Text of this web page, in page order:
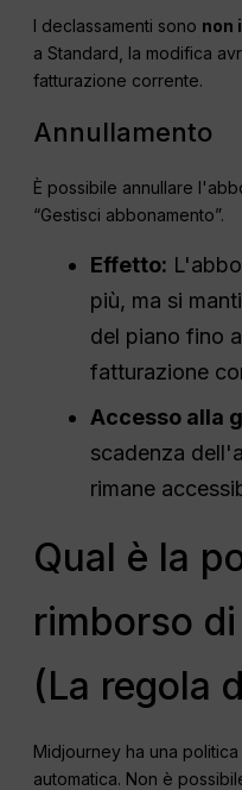
I declassamenti sono non
a Standard, la modifica
fatturazione corrente.
Annullamento
È possibile annullare
“Gestisci abbonamento”.
Effetto:
più, ma si
del piano fino
fatturazione
Accesso alla
scadenza
rimane
Qual è la
rimborso
(La regola
Midjourney ha una
automatica. Non è